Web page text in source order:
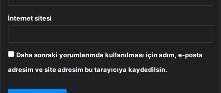
İnternet sitesi
Daha sonraki yorumlarımda kullanılması için adım, e-posta
adresim ve site adresim bu tarayıcıya kaydedilsin.